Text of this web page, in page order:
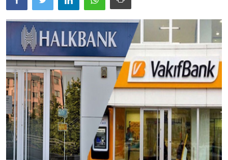
Teknoloji
Ekonomi
Televizyon
Aktüel